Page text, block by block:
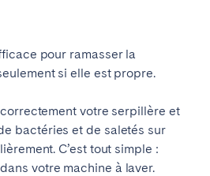
pour ramasser la
si elle est propre.
votre serpillère et
bactéries et de saletés sur
C’est tout simple :
votre machine à laver.